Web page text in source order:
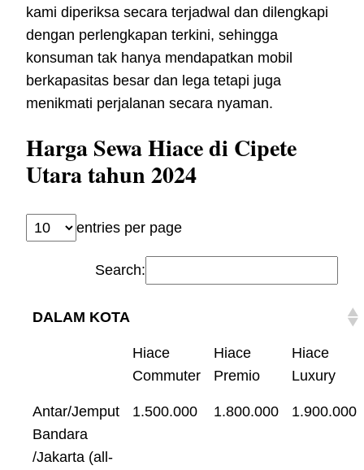
kami diperiksa secara terjadwal dan dilengkapi
dengan perlengkapan terkini, sehingga
konsuman tak hanya mendapatkan mobil
berkapasitas besar dan lega tetapi juga
menikmati perjalanan secara nyaman.
Harga Sewa Hiace di Cipete
Utara tahun 2024
entries per page
Search:
DALAM KOTA
Hiace
Commuter
Hiace
Premio
Hiace
Luxury
Antar/Jemput
Bandara
/Jakarta (all-
1.500.000 1.800.000 1.900.000